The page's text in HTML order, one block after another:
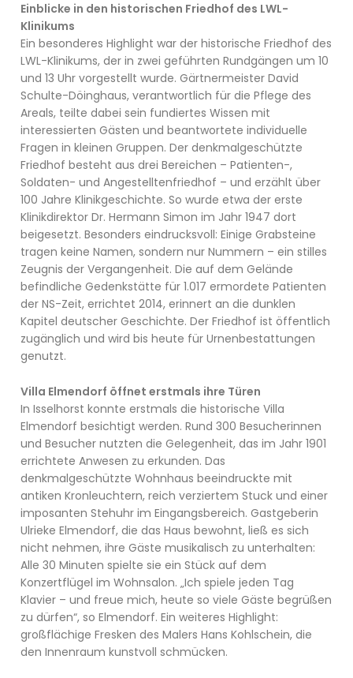
Einblicke in den historischen Friedhof des LWL-
Klinikums
Ein besonderes Highlight war der historische Friedhof des
LWL-Klinikums, der in zwei geführten Rundgängen um 10
und 13 Uhr vorgestellt wurde. Gärtnermeister David
Schulte-Döinghaus, verantwortlich für die Pflege des
Areals, teilte dabei sein fundiertes Wissen mit
interessierten Gästen und beantwortete individuelle
Fragen in kleinen Gruppen. Der denkmalgeschützte
Friedhof besteht aus drei Bereichen – Patienten-,
Soldaten- und Angestelltenfriedhof – und erzählt über
100 Jahre Klinikgeschichte. So wurde etwa der erste
Klinikdirektor Dr. Hermann Simon im Jahr 1947 dort
beigesetzt. Besonders eindrucksvoll: Einige Grabsteine
tragen keine Namen, sondern nur Nummern – ein stilles
Zeugnis der Vergangenheit. Die auf dem Gelände
befindliche Gedenkstätte für 1.017 ermordete Patienten
der NS-Zeit, errichtet 2014, erinnert an die dunklen
Kapitel deutscher Geschichte. Der Friedhof ist öffentlich
zugänglich und wird bis heute für Urnenbestattungen
genutzt.
Villa Elmendorf öffnet erstmals ihre Türen
In Isselhorst konnte erstmals die historische Villa
Elmendorf besichtigt werden. Rund 300 Besucherinnen
und Besucher nutzten die Gelegenheit, das im Jahr 1901
errichtete Anwesen zu erkunden. Das
denkmalgeschützte Wohnhaus beeindruckte mit
antiken Kronleuchtern, reich verziertem Stuck und einer
imposanten Stehuhr im Eingangsbereich. Gastgeberin
Ulrieke Elmendorf, die das Haus bewohnt, ließ es sich
nicht nehmen, ihre Gäste musikalisch zu unterhalten:
Alle 30 Minuten spielte sie ein Stück auf dem
Konzertflügel im Wohnsalon. „Ich spiele jeden Tag
Klavier – und freue mich, heute so viele Gäste begrüßen
zu dürfen“, so Elmendorf. Ein weiteres Highlight:
großflächige Fresken des Malers Hans Kohlschein, die
den Innenraum kunstvoll schmücken.